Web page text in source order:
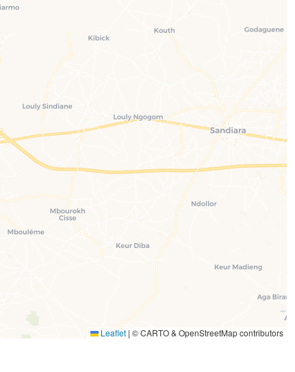
Leaflet | © CARTO & OpenStreetMap contributors